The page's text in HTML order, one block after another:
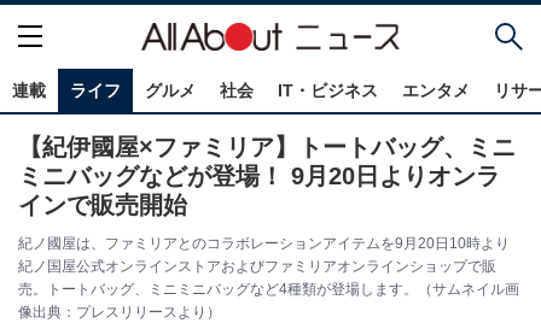
連載 ライフ グルメ 社会 IT・ビジネス エンタメ リサ
【紀伊國屋×ファミリア】トートバッグ、ミニ
ミニバッグなどが登場！ 9月20日よりオンラ
インで販売開始
紀ノ國屋は、ファミリアとのコラボレーションアイテムを9月20日10時より
紀ノ国屋公式オンラインストアおよびファミリアオンラインショップで販
売。トートバッグ、ミニミニバッグなど4種類が登場します。（サムネイル画
像出典：プレスリリースより）